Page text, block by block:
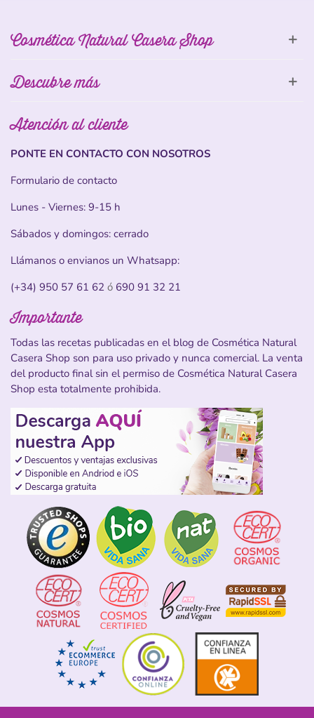
Cosmética Natural Casera Shop
Descubre más
Atención al cliente
PONTE EN CONTACTO CON NOSOTROS
Formulario de contacto
Lunes - Viernes: 9-15 h
Sábados y domingos: cerrado
Llámanos o envianos un Whatsapp:
(+34) 950 57 61 62 ó 690 91 32 21
Importante
Todas las recetas publicadas en el blog de Cosmética Natural
Casera Shop son para uso privado y nunca comercial. La venta
del producto final sin el permiso de Cosmética Natural Casera
Shop esta totalmente prohibida.